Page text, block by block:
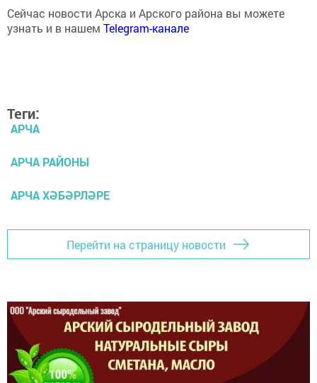
Сейчас новости Арска и Арского района вы можете
узнать и в нашемTelegram-канале
Теги:
АРЧА
АРЧА РАЙОНЫ
АРЧА ХӘБӘРЛӘРЕ
Перейти на страницу новости